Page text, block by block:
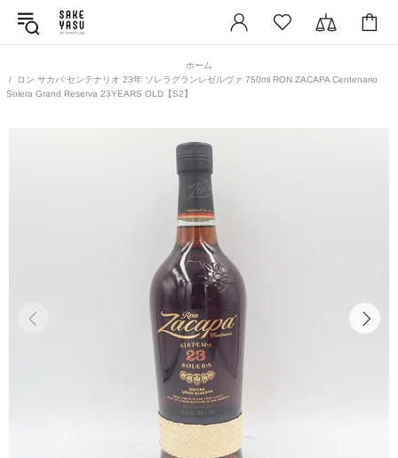
ホーム
ロン サカパ センテナリオ 23年 ソレラグランレゼルヴァ 750ml RON ZACAPA Centenario
Solera Grand Reserva 23YEARS OLD【S2】